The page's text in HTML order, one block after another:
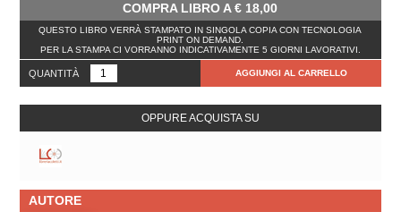
COMPRA LIBRO A€ 18,00
QUESTO LIBRO VERRÀ STAMPATO IN SINGOLA COPIA CON TECNOLOGIA
PRINT ON DEMAND.
PER LA STAMPA CI VORRANNO INDICATIVAMENTE 5 GIORNI LAVORATIVI.
QUANTITÀ AGGIUNGI AL CARRELLO
OPPURE ACQUISTA SU
AUTORE